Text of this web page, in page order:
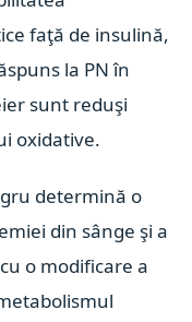
faţă de insulină,
la PN în
sunt reduşi
oxidative.
determină o
din sânge şi a
o modificare a